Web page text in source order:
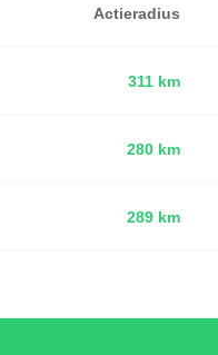
Actieradius
311 km
280 km
289 km